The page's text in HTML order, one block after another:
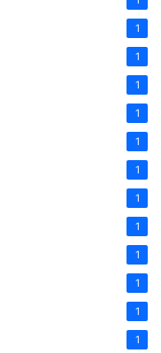
1
1
1
1
1
1
1
1
1
1
1
1